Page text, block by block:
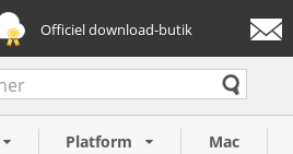
Officiel download-butik
Platform Mac